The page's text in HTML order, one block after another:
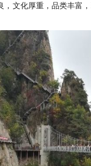
文化厚重，品类丰富